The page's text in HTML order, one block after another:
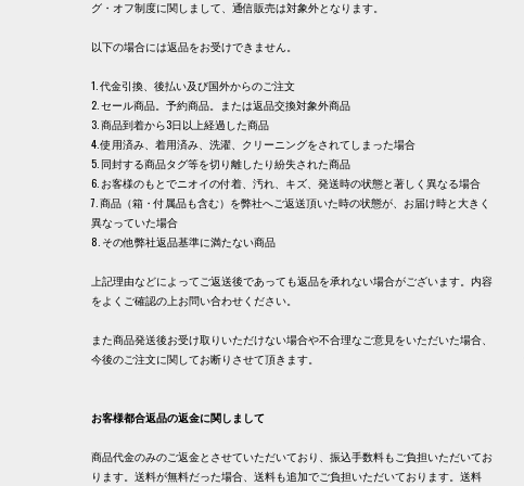
グ・オフ制度に関しまして、通信販売は対象外となります。
以下の場合には返品をお受けできません。
1. 代金引換、後払い及び国外からのご注文
2. セール商品。予約商品。または返品交換対象外商品
3. 商品到着から3日以上経過した商品
4. 使用済み、着用済み、洗濯、クリーニングをされてしまった場合
5. 同封する商品タグ等を切り離したり紛失された商品
6. お客様のもとでニオイの付着、汚れ、キズ、発送時の状態と著しく異なる場合
7. 商品（箱・付属品も含む）を弊社へご返送頂いた時の状態が、お届け時と大きく
異なっていた場合
8. その他弊社返品基準に満たない商品
上記理由などによってご返送後であっても返品を承れない場合がございます。内容
をよくご確認の上お問い合わせください。
また商品発送後お受け取りいただけない場合や不合理なご意見をいただいた場合、
今後のご注文に関してお断りさせて頂きます。
お客様都合返品の返金に関しまして
商品代金のみのご返金とさせていただいており、振込手数料もご負担いただいてお
ります。送料が無料だった場合、送料も追加でご負担いただいております。送料